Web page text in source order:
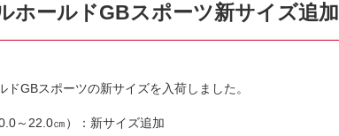
ホールドGBスポーツ新サイズ追加
ドGBスポーツの新サイズを入荷しました。
～22.0㎝）：新サイズ追加